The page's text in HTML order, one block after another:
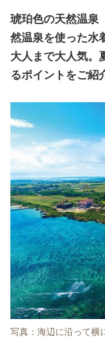
琥珀色の天然温泉
然温泉を使った水
大人まで大人気。
るポイントをご紹
写真：海辺に沿って横